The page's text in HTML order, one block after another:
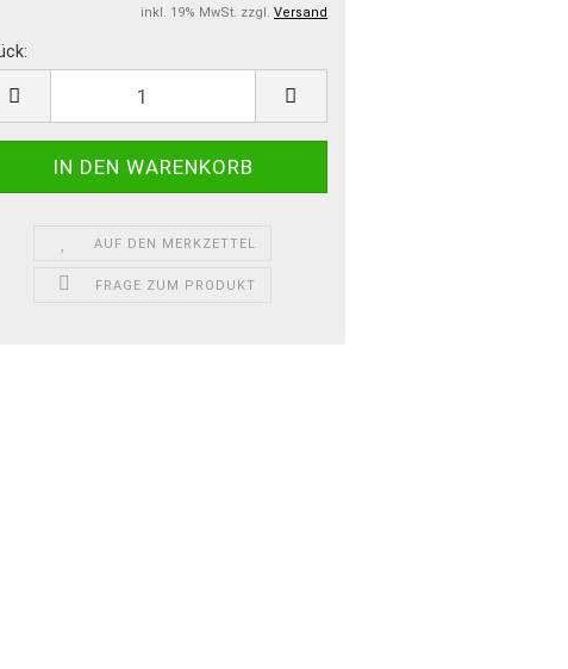
inkl. 19% MwSt. zzgl. Versand
AUF DEN MERKZETTEL
FRAGE ZUM PRODUKT